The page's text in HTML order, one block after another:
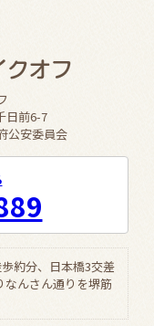
日前6-7
公安委員会
約分、日本橋3交差
なんさん通りを堺筋